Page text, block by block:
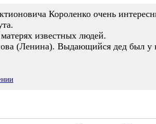
Короленко очень
известных людей.
(Ленина). Выдающийся дед был у